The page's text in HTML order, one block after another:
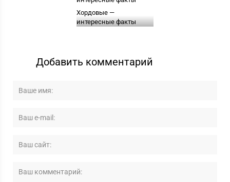
Хордовые —
интересные факты
Добавить комментарий